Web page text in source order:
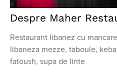
Despre Maher
Restaurant libanez cu
libaneza mezze, taboule,
fatoush, supa de linte